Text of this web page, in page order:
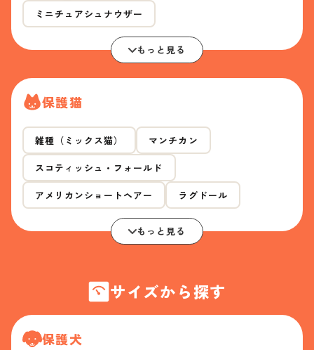
ミニチュアシュナウザー
もっと見る
保護猫
雑種（ミックス猫） マンチカン
スコティッシュ・フォールド
アメリカンショートヘアー ラグドール
もっと見る
サイズから探す
保護犬